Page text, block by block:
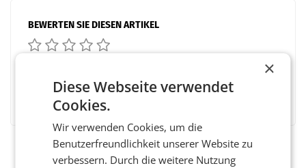
BEWERTEN SIE DIESEN ARTIKEL
FacebookTwitterMessengerWhatsAppLinkedInXING Teilen
×
Diese Webseite verwendet
Cookies.
Wir verwenden Cookies, um die
Benutzerfreundlichkeit unserer Website zu
verbessern. Durch die weitere Nutzung